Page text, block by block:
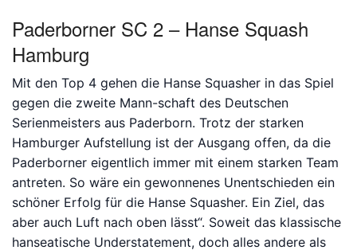
Paderborner SC 2 – Hanse Squash
Hamburg
Mit den Top 4 gehen die Hanse Squasher in das Spiel
gegen die zweite Mann-schaft des Deutschen
Serienmeisters aus Paderborn. Trotz der starken
Hamburger Aufstellung ist der Ausgang offen, da die
Paderborner eigentlich immer mit einem starken Team
antreten. So wäre ein gewonnenes Unentschieden ein
schöner Erfolg für die Hanse Squasher. Ein Ziel, das
aber auch Luft nach oben lässt“. Soweit das klassische
hanseatische Understatement, doch alles andere als